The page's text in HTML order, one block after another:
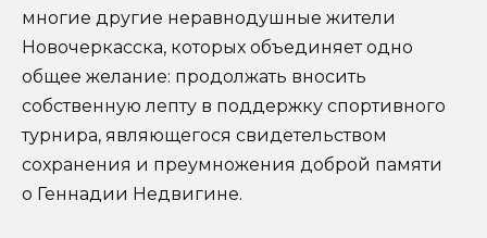
многие другие неравнодушные жители
Новочеркасска, которых объединяет одно
общее желание: продолжать вносить
собственную лепту в поддержку спортивного
турнира, являющегося свидетельством
сохранения и преумножения доброй памяти
о Геннадии Недвигине.